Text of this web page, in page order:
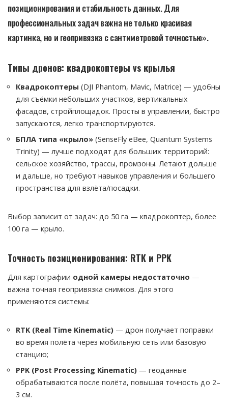
позиционирования и стабильность данных. Для
профессиональных задач важна не только красивая
картинка, но и геопривязка с сантиметровой точностью».
Типы дронов: квадрокоптеры vs крылья
Квадрокоптеры (DJI Phantom, Mavic, Matrice) — удобны
для съёмки небольших участков, вертикальных
фасадов, стройплощадок. Просты в управлении, быстро
запускаются, легко транспортируются.
БПЛА типа «крыло» (SenseFly eBee, Quantum Systems
Trinity) — лучше подходят для больших территорий:
сельское хозяйство, трассы, промзоны. Летают дольше
и дальше, но требуют навыков управления и большего
пространства для взлёта/посадки.
Выбор зависит от задач: до 50 га — квадрокоптер, более
100 га — крыло.
Точность позиционирования: RTK и PPK
Для картографии одной камеры недостаточно —
важна точная геопривязка снимков. Для этого
применяются системы:
RTK (Real Time Kinematic) — дрон получает поправки
во время полёта через мобильную сеть или базовую
станцию;
PPK (Post Processing Kinematic) — геоданные
обрабатываются после полёта, повышая точность до 2–
3 см.